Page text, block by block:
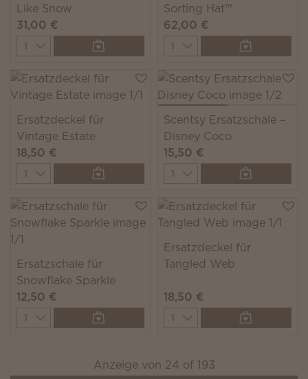
Like Snow
31,00 €
Quantity
Sorting Hat™
62,00 €
Quantity
Ersatzdeckel für
Vintage Estate
18,50 €
Quantity
Scentsy Ersatzschale –
Disney Coco
15,50 €
Quantity
Ersatzschale für
Snowflake Sparkle
12,50 €
Quantity
Ersatzdeckel für
Tangled Web
18,50 €
Quantity
Anzeige von 24 of 193